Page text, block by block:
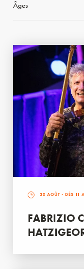
Âges
30 AOÛT - DÈS 11
FABRIZIO